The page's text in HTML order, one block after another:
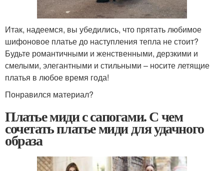
Итак, надеемся, вы убедились, что прятать любимое
шифоновое платье до наступления тепла не стоит?
Будьте романтичными и женственными, дерзкими и
смелыми, элегантными и стильными – носите летящие
платья в любое время года!
Понравился материал?
Платье миди с сапогами. С чем
сочетать платье миди для удачного
образа